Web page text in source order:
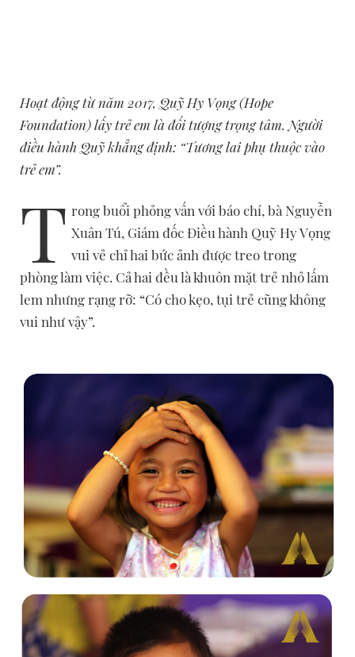
Hoạt động từ năm 2017, Quỹ Hy Vọng (Hope
Foundation) lấy trẻ em là đối tượng trọng tâm. Người
điều hành Quỹ khẳng định: “Tương lai phụ thuộc vào
trẻ em”.
T rong buổi phỏng vấn với báo chí, bà Nguyễn
Xuân Tú, Giám đốc Điều hành Quỹ Hy Vọng
vui vẻ chỉ hai bức ảnh được treo trong
phòng làm việc. Cả hai đều là khuôn mặt trẻ nhỏ lấm
lem nhưng rạng rỡ: “Có cho kẹo, tụi trẻ cũng không
vui như vậy”.